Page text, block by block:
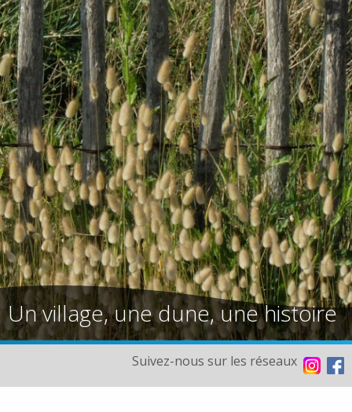
Un village, une dune, une histoire
Suivez-nous sur les réseaux